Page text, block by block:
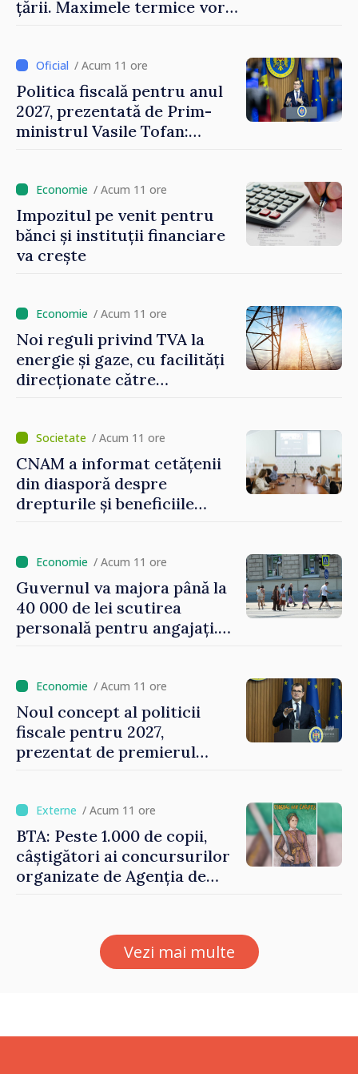
țării. Maximele termice vor
/ Acum 11 ore
Politica fiscală pentru anul
2027, prezentată de Prim-
ministrul Vasile Tofan:
taxare mai echitabilă
/ Acum 11 ore
Impozitul pe venit pentru
bănci și instituții financiare
va crește
/ Acum 11 ore
Noi reguli privind TVA la
energie și gaze, cu facilități
direcționate către
/ Acum 11 ore
CNAM a informat cetățenii
din diasporă despre
drepturile și beneficiile
/ Acum 11 ore
Guvernul va majora până la
40 000 de lei scutirea
personală pentru angajați.
oamenilor”/ Acum 11 ore
Noul concept al politicii
fiscale pentru 2027,
prezentat de premierul
investițiile, taxăm viciile și
echilibrăm taxarea
consumului”
/ Acum 11 ore
BTA: Peste 1.000 de copii,
câștigători ai concursurilor
organizate de Agenția de
Vezi mai multe